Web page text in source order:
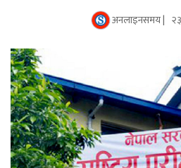
अनलाइनसमय |